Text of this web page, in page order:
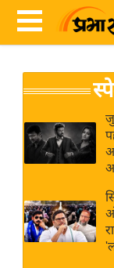
News
Hindi
News
Live
ख
ब
अंतर्राष्ट्रीय
बिज़नेस